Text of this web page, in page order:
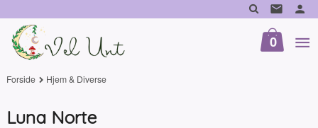
til
innholdet
0
Forside Hjem & Diverse
Luna Norte